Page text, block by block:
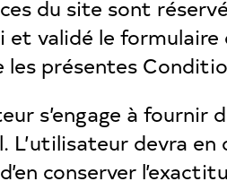
du site sont
validé le
les présentes
s’engage à
L’utilisateur devra
conserver